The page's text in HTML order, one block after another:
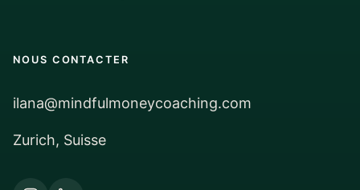
NOUS CONTACTER
ilana@mindfulmoneycoaching.com
Zurich, Suisse